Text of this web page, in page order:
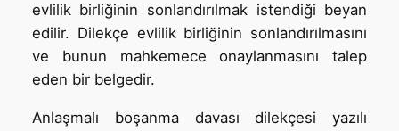
evlilik birliğinin sonlandırılmak istendiği beyan
edilir. Dilekçe evlilik birliğinin sonlandırılmasını
ve bunun mahkemece onaylanmasını talep
eden bir belgedir.
Anlaşmalı boşanma davası dilekçesi yazılı